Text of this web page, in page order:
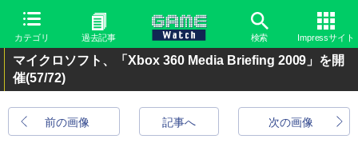
カテゴリ 過去記事 検索 Impressサイト
マイクロソフト、「Xbox 360 Media Briefing 2009」を開
催(57/72)
前の画像 次の画像
記事へ